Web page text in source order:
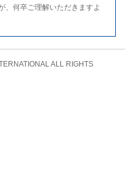
、何卒ご理解いただきますよ